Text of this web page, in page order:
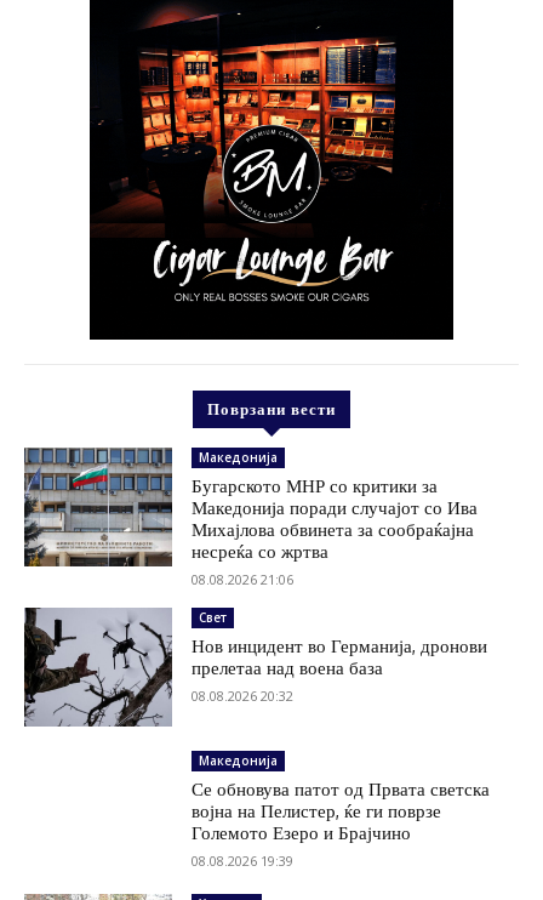
Поврзани вести
Македонија
Бугарското МНР со критики за
Македонија поради случајот со Ива
Михајлова обвинета за сообраќајна
несреќа со жртва
08.08.2026 21:06
Свет
Нов инцидент во Германија, дронови
прелетаа над воена база
08.08.2026 20:32
Македонија
Се обновува патот од Првата светска
војна на Пелистер, ќе ги поврзе
Големото Езеро и Брајчино
08.08.2026 19:39